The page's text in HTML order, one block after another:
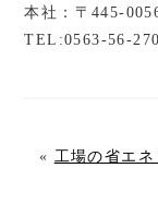
本社：〒445-
TEL:0563-56-
« 工場の省エネ・遮熱対策に緑化が選ばれる理由は？